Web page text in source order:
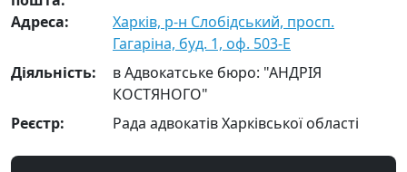
Адреса:
Харків, р-н Слобідський, просп.
Гагаріна, буд. 1, оф. 503-Е
Діяльність:
в Адвокатське бюро: "АНДРІЯ
КОСТЯНОГО"
Реєстр:
Рада адвокатів Харківської області